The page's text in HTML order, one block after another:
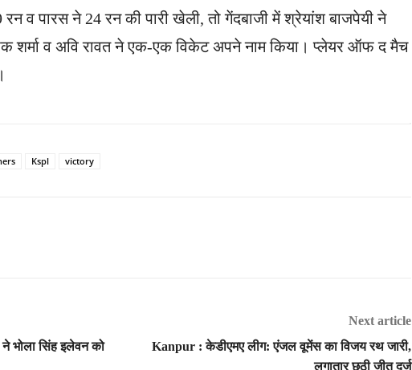
व पारस ने 24 रन की पारी खेली, तो गेंदबाजी में श्रेयांश बाजपेयी ने
शर्मा व अवि रावत ने एक-एक विकेट अपने नाम किया। प्लेयर ऑफ द मैच
Kspl victory
भोला सिंह इलेवन को
Next article
Kanpur : केडीएमए लीग: एंजल वूमेंस का विजय रथ जारी,
लगातार छठी जीत दर्ज